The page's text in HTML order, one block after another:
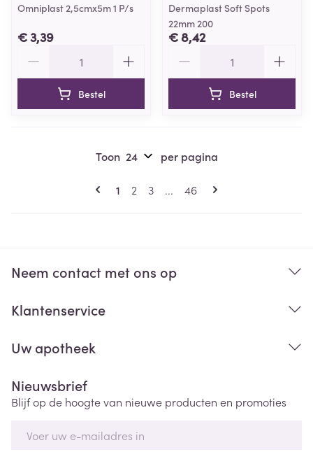
Omniplast 2,5cmx5m 1 P/s
€ 3,39
Bestel
Dermaplast Soft Spots
22mm 200
€ 8,42
Bestel
Pagina's
U lees momenteel pagina
1 Pagina
2 Pagina
3 ... Pagina
46
Toon per pagina
Neem contact met ons op
Klantenservice
Uw apotheek
Nieuwsbrief
Blijf op de hoogte van nieuwe producten en promoties